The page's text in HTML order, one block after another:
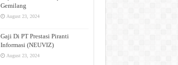
Gemilang
August 23, 2024
Gaji Di PT Prestasi Piranti
Informasi (NEUVIZ)
August 23, 2024